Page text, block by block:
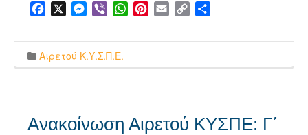
Facebook Messenger
Viber WhatsApp
Pinterest
Email Copy
Αιρετού Κ.Υ.Σ.Π.Ε.
Ανακοίνωση Αιρετού ΚΥΣΠΕ: Γ΄